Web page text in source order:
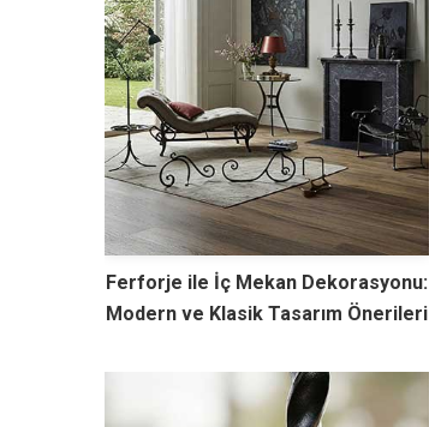
Ferforje ile İç Mekan Dekorasyonu:
Modern ve Klasik Tasarım Önerileri